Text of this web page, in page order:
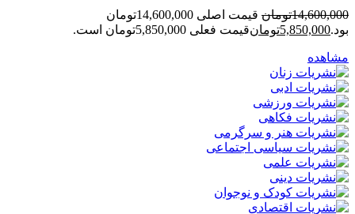
14,600,000تومان
قیمت اصلی 14,600,000تومان
بود.5,850,000تومانقیمت فعلی 5,850,000تومان است.
مشاهده